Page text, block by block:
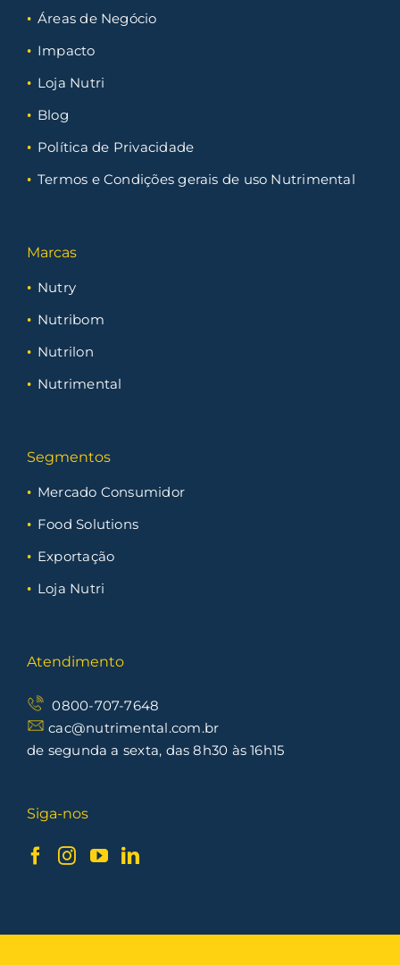
Áreas de Negócio
Impacto
Loja Nutri
Blog
Política de Privacidade
Termos e Condições gerais de uso Nutrimental
Marcas
Nutry
Nutribom
Nutrilon
Nutrimental
Segmentos
Mercado Consumidor
Food Solutions
Exportação
Loja Nutri
Atendimento
0800-707-7648
cac@nutrimental.com.br
de segunda a sexta, das 8h30 às 16h15
Siga-nos